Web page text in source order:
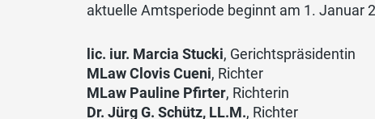
aktuelle Amtsperiode beginnt am 1. Januar
lic. iur. Marcia Stucki, Gerichtspräsidentin
MLaw Clovis Cueni, Richter
MLaw Pauline Pfirter, Richterin
Dr. Jürg G. Schütz, LL.M., Richter